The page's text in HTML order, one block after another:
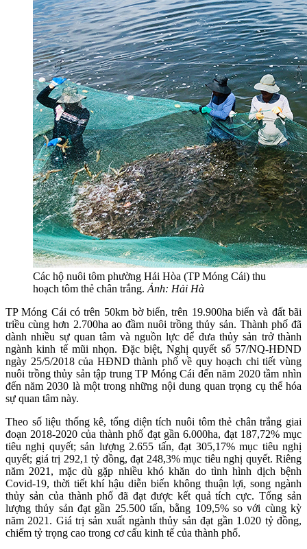
Các hộ nuôi tôm phường Hải Hòa (TP Móng Cái) thu
hoạch tôm thẻ chân trắng. Ảnh: Hải Hà
TP Móng Cái có trên 50km bờ biển, trên 19.900ha biển và đất bãi
triều cùng hơn 2.700ha ao đầm nuôi trồng thủy sản. Thành phố đã
dành nhiều sự quan tâm và nguồn lực để đưa thủy sản trở thành
ngành kinh tế mũi nhọn. Đặc biệt, Nghị quyết số 57/NQ-HĐND
ngày 25/5/2018 của HĐND thành phố về quy hoạch chi tiết vùng
nuôi trồng thủy sản tập trung TP Móng Cái đến năm 2020 tầm nhìn
đến năm 2030 là một trong những nội dung quan trọng cụ thể hóa
sự quan tâm này.
Theo số liệu thống kê, tổng diện tích nuôi tôm thẻ chân trắng giai
đoạn 2018-2020 của thành phố đạt gần 6.000ha, đạt 187,72% mục
tiêu nghị quyết; sản lượng 2.655 tấn, đạt 305,17% mục tiêu nghị
quyết; giá trị 292,1 tỷ đồng, đạt 248,3% mục tiêu nghị quyết. Riêng
năm 2021, mặc dù gặp nhiều khó khăn do tình hình dịch bệnh
Covid-19, thời tiết khí hậu diễn biến không thuận lợi, song ngành
thủy sản của thành phố đã đạt được kết quả tích cực. Tổng sản
lượng thủy sản đạt gần 25.500 tấn, bằng 109,5% so với cùng kỳ
năm 2021. Giá trị sản xuất ngành thủy sản đạt gần 1.020 tỷ đồng,
chiếm tỷ trọng cao trong cơ cấu kinh tế của thành phố.